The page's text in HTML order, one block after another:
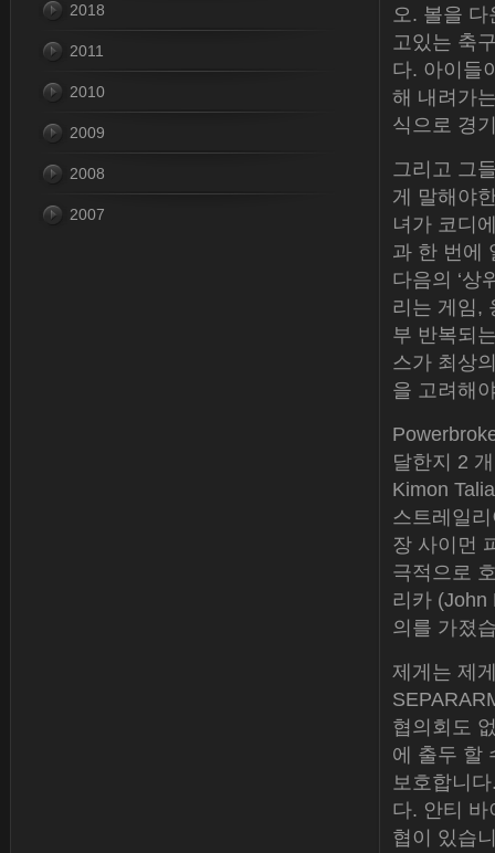
오. 볼을
고있는 축
다. 아이들
해 내려가
식으로 경
그리고 그
게 말해야
녀가 코디
과 한 번에
다음의 ‘상
리는 게임,
부 반복되
스가 최상
을 고려해
달한지 2
Kimon
스트레일
장 사이먼
극적으로
리카 (John
의를 가졌
제게는 제
협의회도
에 출두 할
보호합니
다. 안티
협이 있습
2018
2011
2010
2009
2008
2007